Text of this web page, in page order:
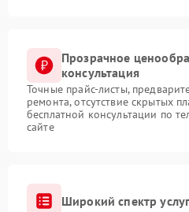
Прозрачное
консультация
Точные прайс-листы,
ремонта, отсутствие скрытых
бесплатной консультации по
сайте
Широкий спектр услуг